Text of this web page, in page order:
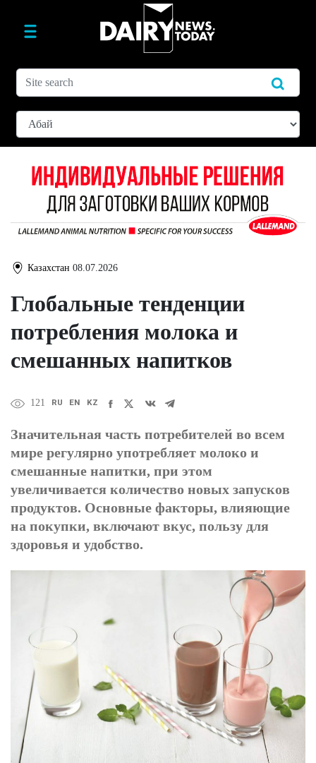
Казахстан 08.07.2026
Глобальные тенденции
потребления молока и
смешанных напитков
121 RU EN KZ
Значительная часть потребителей во всем
мире регулярно употребляет молоко и
смешанные напитки, при этом
увеличивается количество новых запусков
продуктов. Основные факторы, влияющие
на покупки, включают вкус, пользу для
здоровья и удобство.